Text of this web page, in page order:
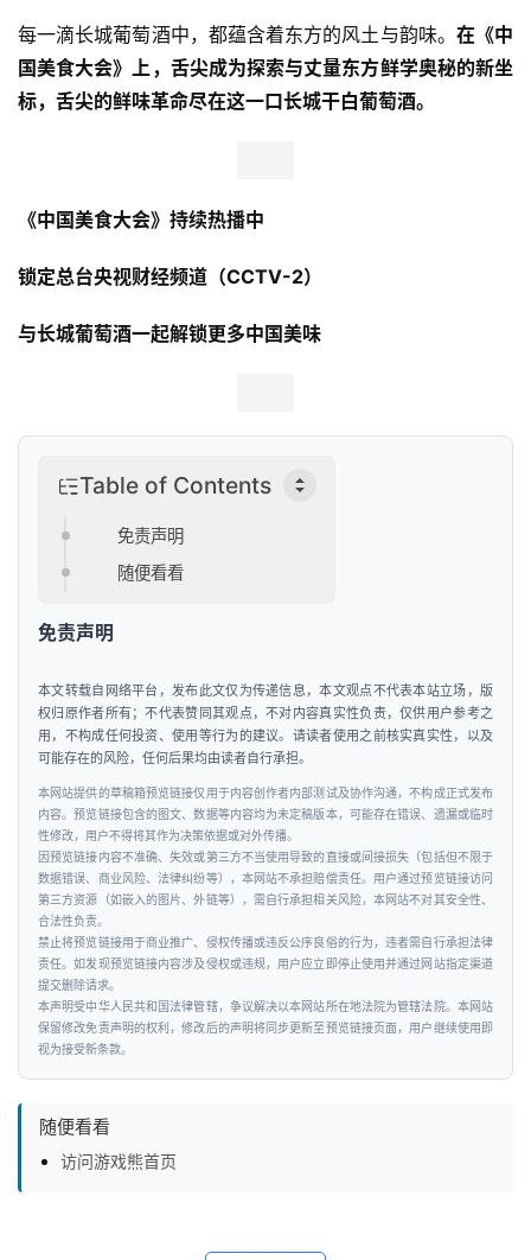
资
人
车
出
行
每一滴长城葡萄酒中，都蕴含着东方的风土与韵味。 在《中
国美食大会》上，舌尖成为探索与丈量东方鲜学奥秘的新坐
标，舌尖的鲜味革命尽在这一口长城干白葡萄酒。
《中国美食大会》持续热播中
锁定总台央视财经频道（CCTV-2）
与长城葡萄酒一起解锁更多中国美味
Table of Contents
免责声明
随便看看
免责声明
本文转载自网络平台，发布此文仅为传递信息，本文观点不代表本站立场，版
权归原作者所有；不代表赞同其观点，不对内容真实性负责，仅供用户参考之
用，不构成任何投资、使用等行为的建议。请读者使用之前核实真实性，以及
可能存在的风险，任何后果均由读者自行承担。
本网站提供的草稿箱预览链接仅用于内容创作者内部测试及协作沟通，不构成正式发布
内容。预览链接包含的图文、数据等内容均为未定稿版本，可能存在错误、遗漏或临时
性修改，用户不得将其作为决策依据或对外传播。
因预览链接内容不准确、失效或第三方不当使用导致的直接或间接损失（包括但不限于
数据错误、商业风险、法律纠纷等），本网站不承担赔偿责任。用户通过预览链接访问
第三方资源（如嵌入的图片、外链等），需自行承担相关风险，本网站不对其安全性、
合法性负责。
禁止将预览链接用于商业推广、侵权传播或违反公序良俗的行为，违者需自行承担法律
责任。如发现预览链接内容涉及侵权或违规，用户应立即停止使用并通过网站指定渠道
提交删除请求。
本声明受中华人民共和国法律管辖，争议解决以本网站所在地法院为管辖法院。本网站
保留修改免责声明的权利，修改后的声明将同步更新至预览链接页面，用户继续使用即
视为接受新条款。
随便看看
访问游戏熊首页